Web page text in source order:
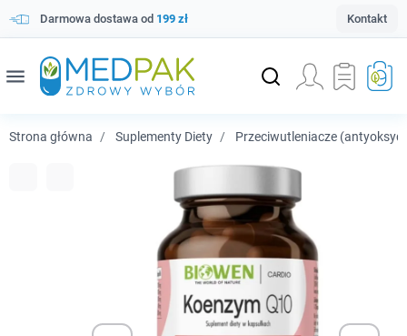
Darmowa dostawa od 199 zł Kontakt
menu
Strona główna Suplementy Diety Przeciwutleniacze